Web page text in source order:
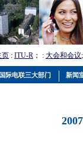
页 : ITU-R ； : 大会和会议
国际电联三大部门 新闻